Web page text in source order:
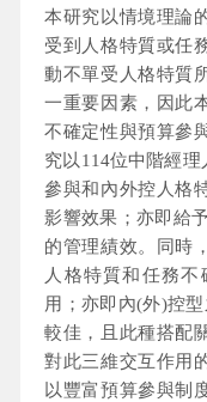
本研究以情境理論
受到人格特質或任
動不單受人格特質
一重要因素，因此
不確定性與預算參
究以114位中階經
參與和內外控人格
影響效果；亦即給
的管理績效。同時
人格特質和任務
用；亦即內(外)控
較佳，且此種搭配
對此三維交互作用
以豐富預算參與制